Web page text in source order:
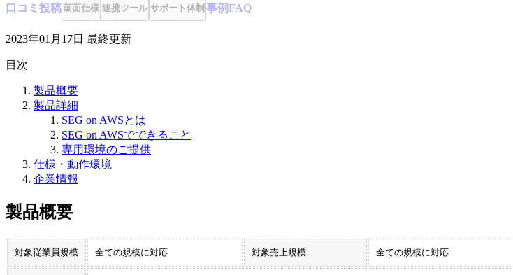
口コミ 投稿画面仕様 連携ツール サポート体制 事例FAQ
2023年01月17日 最終更新
目次
製品概要
製品詳細
SEG on AWSとは
SEG on AWSでできること
専用環境のご提供
仕様・動作環境
企業情報
製品概要
対象従業員規模 全ての規模に対応 対象売上規模 全ての規模に対応